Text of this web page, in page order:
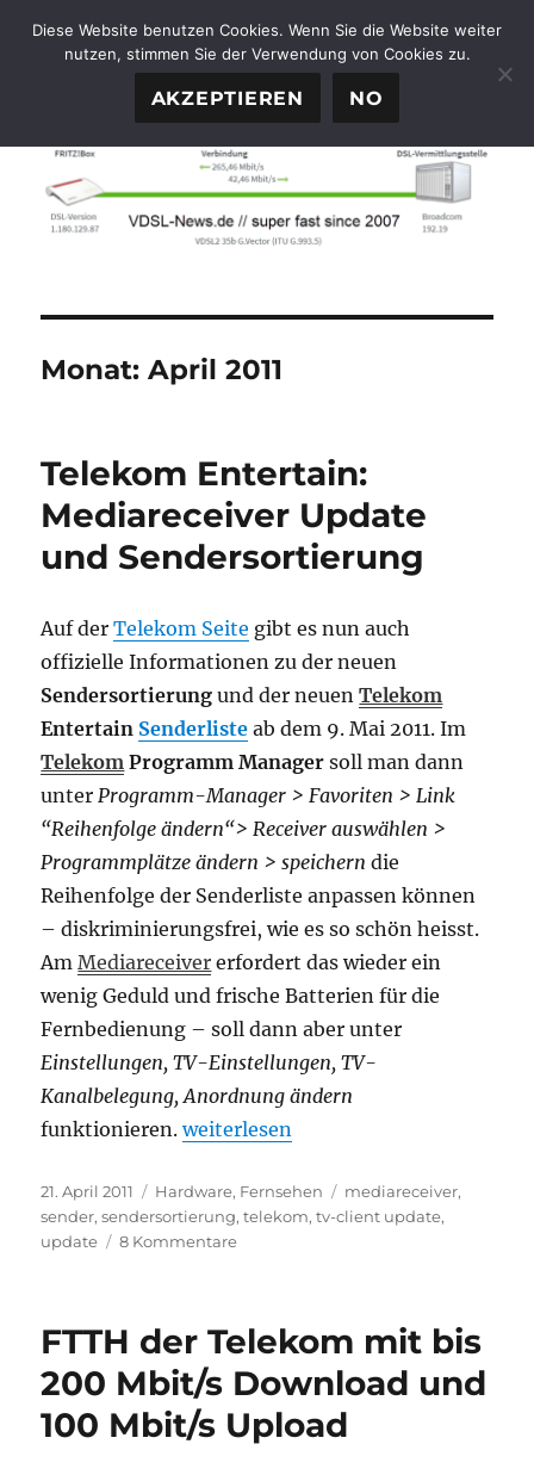
FTTH-News.de
Monat:April 2011
Telekom Entertain:
Mediareceiver Update
und Sendersortierung
Auf derTelekom Seite gibt es nun auch
offizielle Informationen zu der neuen
Sendersortierung und der neuenTelekom
Entertain Senderliste ab dem 9. Mai 2011. Im
Telekom Programm Manager soll man dann
unter Programm-Manager > Favoriten > Link
“Reihenfolge ändern“> Receiver auswählen >
Programmplätze ändern > speichern die
Reihenfolge der Senderliste anpassen können
– diskriminierungsfrei, wie es so schön heisst.
Am Mediareceiver erfordert das wieder ein
wenig Geduld und frische Batterien für die
Fernbedienung – soll dann aber unter
Einstellungen, TV-Einstellungen, TV-
Kanalbelegung, Anordnung ändern
funktionieren.„Telekom Entertain: Mediareceiver
weiterlesen
Veröffentlicht
am
21. April 2011 Kategorien
Hardware, Fernsehen Schlagwörter
mediareceiver,
sender,sendersortierung,telekom,tv-client update,
update
8 Kommentarezu
Update
Sendersortierung
FTTH der Telekom mit bis
200 Mbit/s Download und
100 Mbit/s Upload
Diese Website benutzen Cookies. Wenn Sie die Website weiter
nutzen, stimmen Sie der Verwendung von Cookies zu.
AKZEPTIEREN NO